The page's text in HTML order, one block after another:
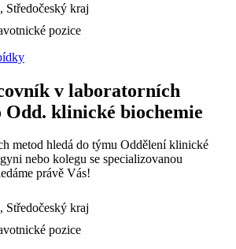
Středočeský kraj
pozice
v laboratorních
Odd. klinické biochemie
metod hledá do týmu Oddělení klinické
nebo kolegu se specializovanou
právě Vás!
Středočeský kraj
pozice